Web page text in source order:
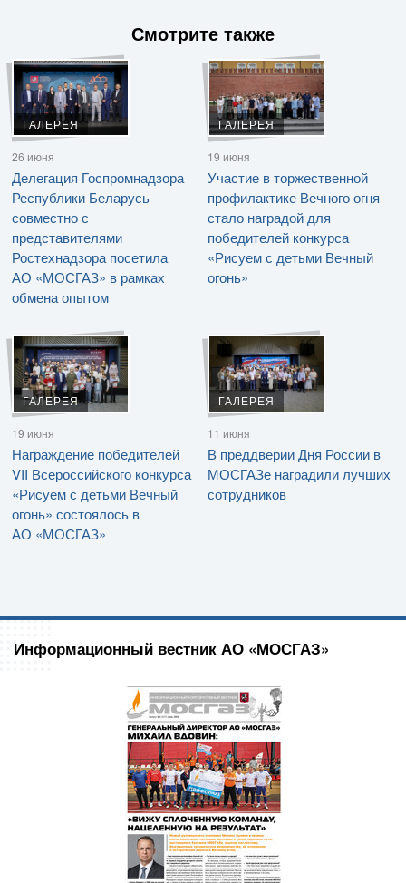
Смотрите также
ГАЛЕРЕЯ
26 июня
Делегация Госпромнадзора
Республики Беларусь
совместно с
представителями
Ростехнадзора посетила
АО «МОСГАЗ» в рамках
обмена опытом
ГАЛЕРЕЯ
19 июня
Участие в торжественной
профилактике Вечного огня
стало наградой для
победителей конкурса
«Рисуем с детьми Вечный
огонь»
ГАЛЕРЕЯ
19 июня
Награждение победителей
VII Всероссийского конкурса
«Рисуем с детьми Вечный
огонь» состоялось в
АО «МОСГАЗ»
ГАЛЕРЕЯ
11 июня
В преддверии Дня России в
МОСГАЗе наградили лучших
сотрудников
Информационный вестник АО «МОСГАЗ»